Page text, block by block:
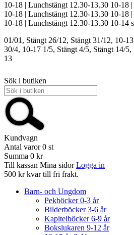
10-18 | Lunchstängt 12.30-13.30 10-18
10-18 | Lunchstängt 12.30-13.30 10-18
10-18 | Lunchstängt 12.30-13.30 10-14
01/01, Stängt 26/12, Stängt 31/12, 10-13
30/4, 10-17 1/5, Stängt 4/5, Stängt 14/5,
13
Sök i butiken
Kundvagn
Antal varor 0 st
Summa 0 kr
Till kassan Mina sidor Logga in
500 kr kvar till fri frakt.
Barn- och Ungdom
Pekböcker 0-3 år
Bilderböcker 3-6 år
Kapitelböcker 6-9 år
Bokslukaren 9-12 år